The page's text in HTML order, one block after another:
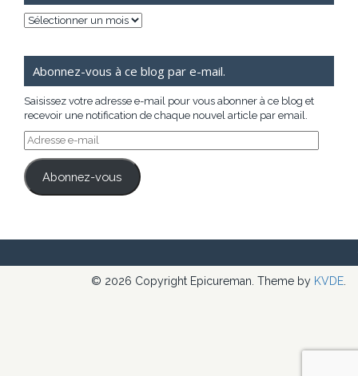
Archives
Abonnez-vous à ce blog par e-mail.
Saisissez votre adresse e-mail pour vous abonner à ce blog et
recevoir une notification de chaque nouvel article par email.
Adresse
e-
mail
Abonnez-vous
© 2026 Copyright Epicureman. Theme by KVDE.